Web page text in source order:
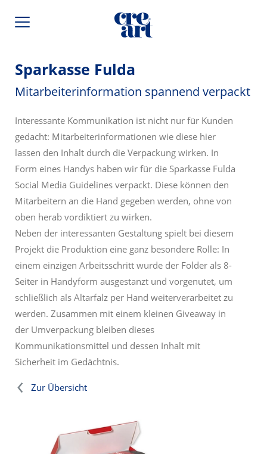
Sparkasse Fulda
Mitarbeiterinformation spannend verpackt
Interessante Kommunikation ist nicht nur für Kunden
gedacht: Mitarbeiterinformationen wie diese hier
lassen den Inhalt durch die Verpackung wirken. In
Form eines Handys haben wir für die Sparkasse Fulda
Social Media Guidelines verpackt. Diese können den
Mitarbeitern an die Hand gegeben werden, ohne von
oben herab vordiktiert zu wirken.
Neben der interessanten Gestaltung spielt bei diesem
Projekt die Produktion eine ganz besondere Rolle: In
einem einzigen Arbeitsschritt wurde der Folder als 8-
Seiter in Handyform ausgestanzt und vorgenutet, um
schließlich als Altarfalz per Hand weiterverarbeitet zu
werden. Zusammen mit einem kleinen Giveaway in
der Umverpackung bleiben dieses
Kommunikationsmittel und dessen Inhalt mit
Sicherheit im Gedächtnis.
Zur Übersicht